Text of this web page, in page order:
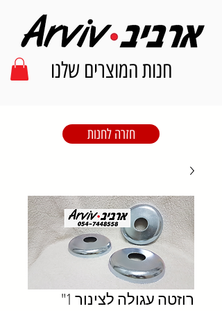
חנות המוצרים שלנו
חזרה לחנות
רוזטה עגולה לצינור 1"